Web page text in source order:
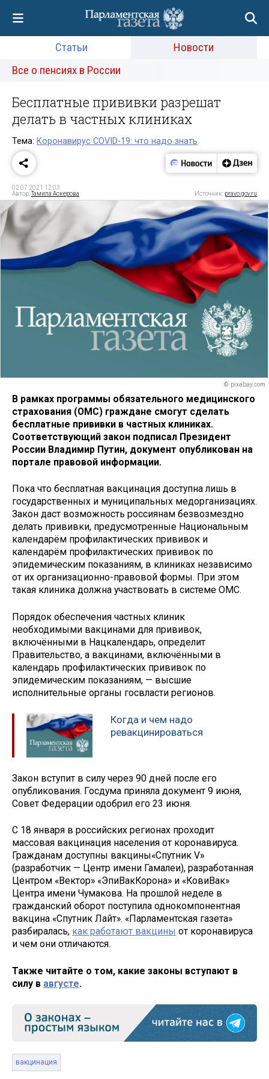
Статьи
Новости
Все о пенсиях в России
Бесплатные прививки разрешат
делать в частных клиниках
Тема: Коронавирус COVID-19: что надо знать
02.07.2021 12:03
Автор:Тамила Аскерова Источник: pravo.gov.ru
© pixabay.com
В рамках программы обязательного медицинского
страхования (ОМС) граждане смогут сделать
бесплатные прививки в частных клиниках.
Соответствующий закон подписал Президент
России Владимир Путин, документ опубликован на
портале правовой информации.
Пока что бесплатная вакцинация доступна лишь в
государственных и муниципальных медорганизациях.
Закон даст возможность россиянам безвозмездно
делать прививки, предусмотренные Национальным
календарём профилактических прививок и
календарём профилактических прививок по
эпидемическим показаниям, в клиниках независимо
от их организационно-правовой формы. При этом
такая клиника должна участвовать в системе ОМС.
Порядок обеспечения частных клиник
необходимыми вакцинами для прививок,
включёнными в Нацкалендарь, определит
Правительство, а вакцинами, включёнными в
календарь профилактических прививок по
эпидемическим показаниям, — высшие
исполнительные органы госвласти регионов.
Когда и чем надо
ревакцинироваться
Закон вступит в силу через 90 дней после его
опубликования. Госдума приняла документ 9 июня,
Совет Федерации одобрил его 23 июня.
С 18 января в российских регионах проходит
массовая вакцинация населения от коронавируса.
Гражданам доступны вакцины«Спутник V»
(разработчик — Центр имени Гамалеи), разработанная
Центром «Вектор» «ЭпиВакКорона» и «КовиВак»
Центра имени Чумакова. На прошлой неделе в
гражданский оборот поступила однокомпонентная
вакцина «Спутник Лайт». «Парламентская газета»
разбиралась, как работают вакцины от коронавируса
и чем они отличаются.
Также читайте о том, какие законы вступают в
силу в августе.
вакцинация